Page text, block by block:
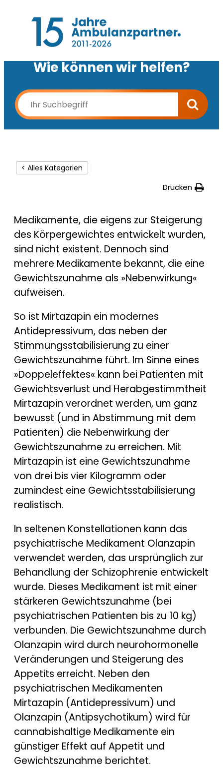
Wie können wir helfen?
< Alles Kategorien
Drucken
Medikamente, die eigens zur Steigerung
des Körpergewichtes entwickelt wurden,
sind nicht existent. Dennoch sind
mehrere Medikamente bekannt, die eine
Gewichtszunahme als »Nebenwirkung«
aufweisen.
So ist Mirtazapin ein modernes
Antidepressivum, das neben der
Stimmungsstabilisierung zu einer
Gewichtszunahme führt. Im Sinne eines
»Doppeleffektes« kann bei Patienten mit
Gewichtsverlust und Herabgestimmtheit
Mirtazapin verordnet werden, um ganz
bewusst (und in Abstimmung mit dem
Patienten) die Nebenwirkung der
Gewichtszunahme zu erreichen. Mit
Mirtazapin ist eine Gewichtszunahme
von drei bis vier Kilogramm oder
zumindest eine Gewichtsstabilisierung
realistisch.
In seltenen Konstellationen kann das
psychiatrische Medikament Olanzapin
verwendet werden, das ursprünglich zur
Behandlung der Schizophrenie entwickelt
wurde. Dieses Medikament ist mit einer
stärkeren Gewichtszunahme (bei
psychiatrischen Patienten bis zu 10 kg)
verbunden. Die Gewichtszunahme durch
Olanzapin wird durch neurohormonelle
Veränderungen und Steigerung des
Appetits erreicht. Neben den
psychiatrischen Medikamenten
Mirtazapin (Antidepressivum) und
Olanzapin (Antipsychotikum) wird für
cannabishaltige Medikamente ein
günstiger Effekt auf Appetit und
Gewichtszunahme berichtet.